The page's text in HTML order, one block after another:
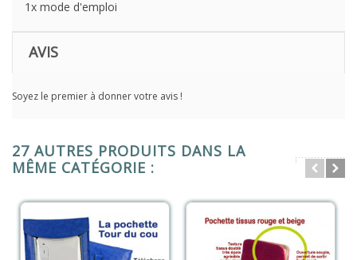
1x mode d'emploi
AVIS
Soyez le premier à donner votre avis !
27 AUTRES PRODUITS DANS LA
MÊME CATÉGORIE :